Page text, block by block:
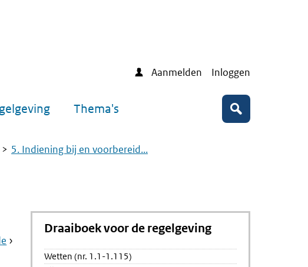
Aanmelden Inloggen
Thema's Zoeken
5. Indiening bij en voorbereid...
Pagina:
Draaiboek voor de regelgeving
Wetten (nr. 1.1-1.115)